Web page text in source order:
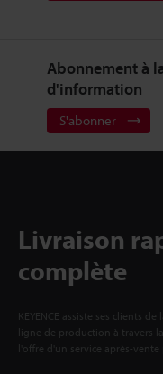
Abonnement à
d'information
S'abonner
Livraison
complète
KEYENCE assiste ses clients
ligne de production à travers
l'offre d'un service après-vente